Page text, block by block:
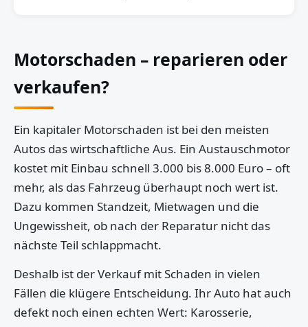
Motorschaden – reparieren oder
verkaufen?
Ein kapitaler Motorschaden ist bei den meisten
Autos das wirtschaftliche Aus. Ein Austauschmotor
kostet mit Einbau schnell 3.000 bis 8.000 Euro – oft
mehr, als das Fahrzeug überhaupt noch wert ist.
Dazu kommen Standzeit, Mietwagen und die
Ungewissheit, ob nach der Reparatur nicht das
nächste Teil schlappmacht.
Deshalb ist der Verkauf mit Schaden in vielen
Fällen die klügere Entscheidung. Ihr Auto hat auch
defekt noch einen echten Wert: Karosserie,